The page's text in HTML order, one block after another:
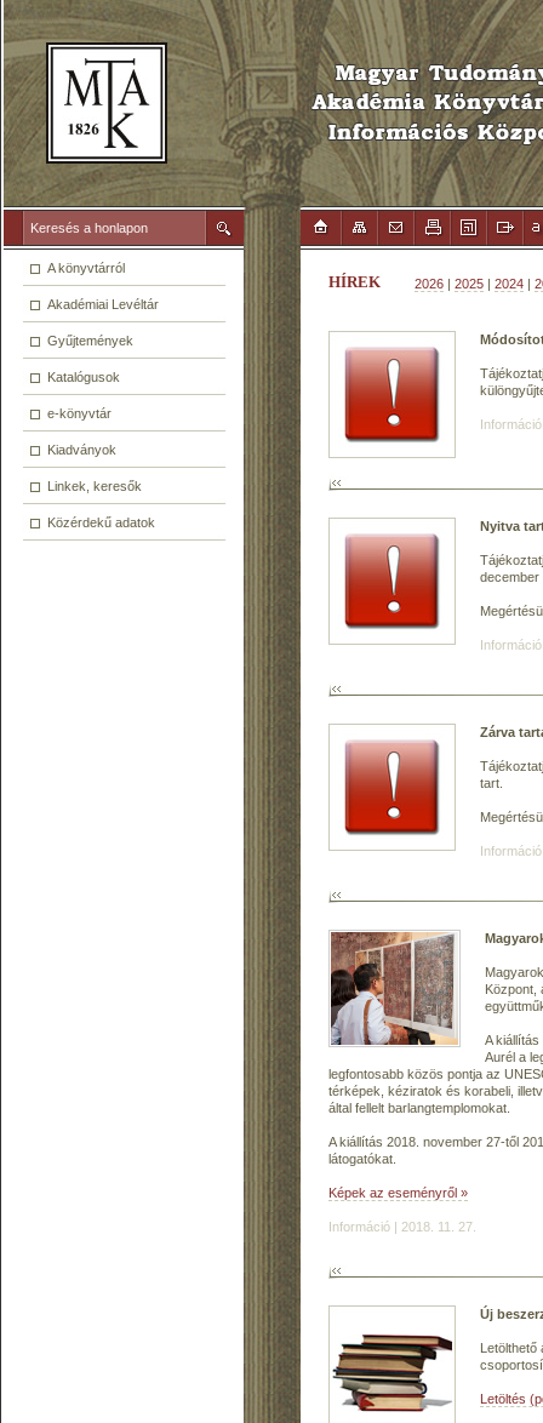
A könyvtárról
Akadémiai Levéltár
Gyűjtemények
Katalógusok
e-könyvtár
Kiadványok
Linkek, keresők
Közérdekű adatok
HÍREK 2026 | 2025 | 2024 |
Nyitva
december
Zárva
tart.
Központ,
A
Aurél a
legfontosabb közös pontja az
térképek, kéziratok és korabeli,
által fellelt barlangtemplomokat.
A kiállítás 2018. november 27-től
látogatókat.
Képek az eseményről »
Információ | 2018. 11. 27.
Új
Letölthető
Letöltés